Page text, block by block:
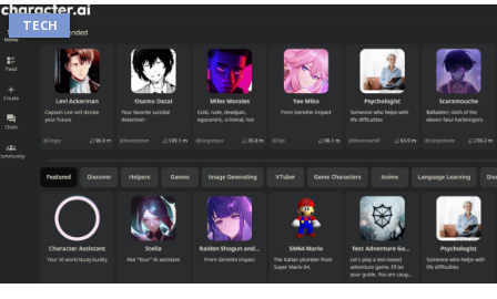
Raynet, Skladon, Invent Medical nebo Spray Vision, Ostrava
aspiruje na další centrum technologického pokroku v České
republice se zajímavou nabídkou pracovních příležitostí. Rozvoj v
regionu podporuje také Moravskoslezské inovační centrum (MSIC),
podle jehož dat navíc každý 10. startup v kraji využívá řešení
postavené na technologii AI.
TECH